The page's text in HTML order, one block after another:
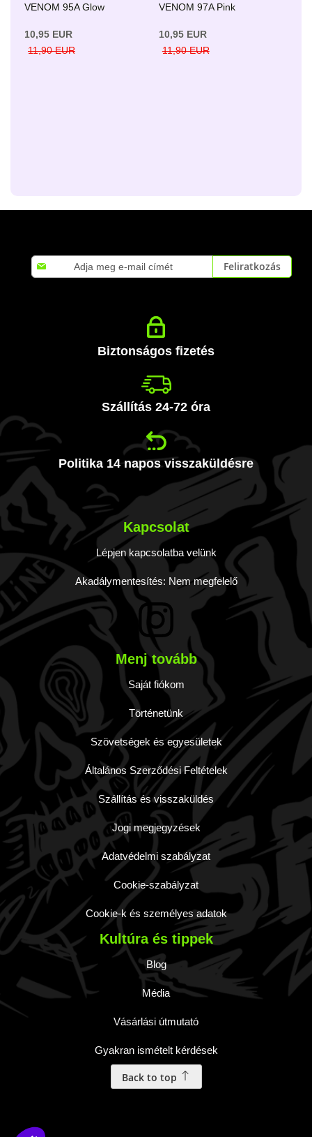
VENOM 95A Glow
10,95 EUR
11,90 EUR
VENOM 97A Pink
10,95 EUR
11,90 EUR
Iratkozzon
fel
Feliratkozás
Biztonságos fizetés
Szállítás 24-72 óra
Politika 14 napos visszaküldésre
Kapcsolat
Lépjen kapcsolatba velünk
Akadálymentesítés: Nem megfelelő
Menj tovább
Saját fiókom
Történetünk
Szövetségek és egyesületek
Általános Szerződési Feltételek
Szállítás és visszaküldés
Jogi megjegyzések
Adatvédelmi szabályzat
Cookie-szabályzat
Cookie-k és személyes adatok
Kultúra és tippek
Blog
Média
Vásárlási útmutató
Gyakran ismételt kérdések
Back to top